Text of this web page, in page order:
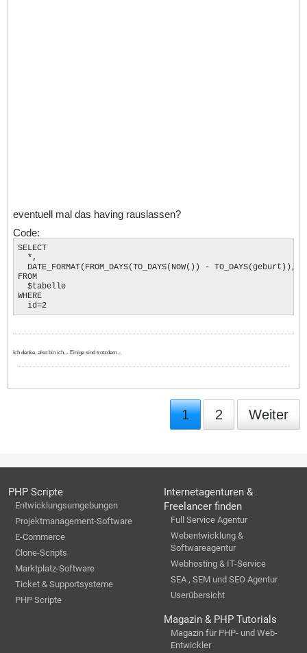
eventuell mal das having rauslassen?
Code:
SELECT
  *,
DATE_FORMAT(FROM_DAYS(TO_DAYS(NOW()) - TO_DAYS(geburt)),
FROM
  $tabelle
WHERE
  id=2
Ich denke, also bin ich. - Einige sind trotzdem...
1 2 Weiter
PHP Scripte
Entwicklungsumgebungen
Projektmanagement-Software
E-Commerce
Clone-Scripts
Marktplatz-Software
Ticket & Supportsysteme
PHP Scripte
Internetagenturen &
Freelancer finden
Full Service Agentur
Webentwicklung &
Softwareagentur
Webhosting & IT-Service
SEA , SEM und SEO Agentur
Userübersicht
Magazin & PHP Tutorials
Magazin für PHP- und Web-
Entwickler